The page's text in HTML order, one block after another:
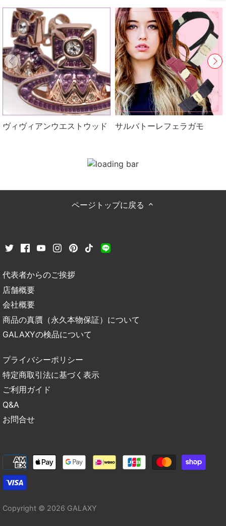
ヴィヴィアンウエストウッド サルバトーレフェラガモ
ページトップに戻る
代表者からのご挨拶
店舗概要
会社概要
商品の真贋（永久本物保証）について
GALAXYの検品について
プライバシーポリシー
特定商取引法に基づく表示
ご利用ガイド
Q&A
お問合せ
Copyright © 2026 GALAXY